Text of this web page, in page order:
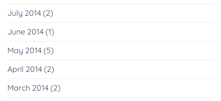
July 2014 (2)
June 2014 (1)
May 2014 (5)
April 2014 (2)
March 2014 (2)